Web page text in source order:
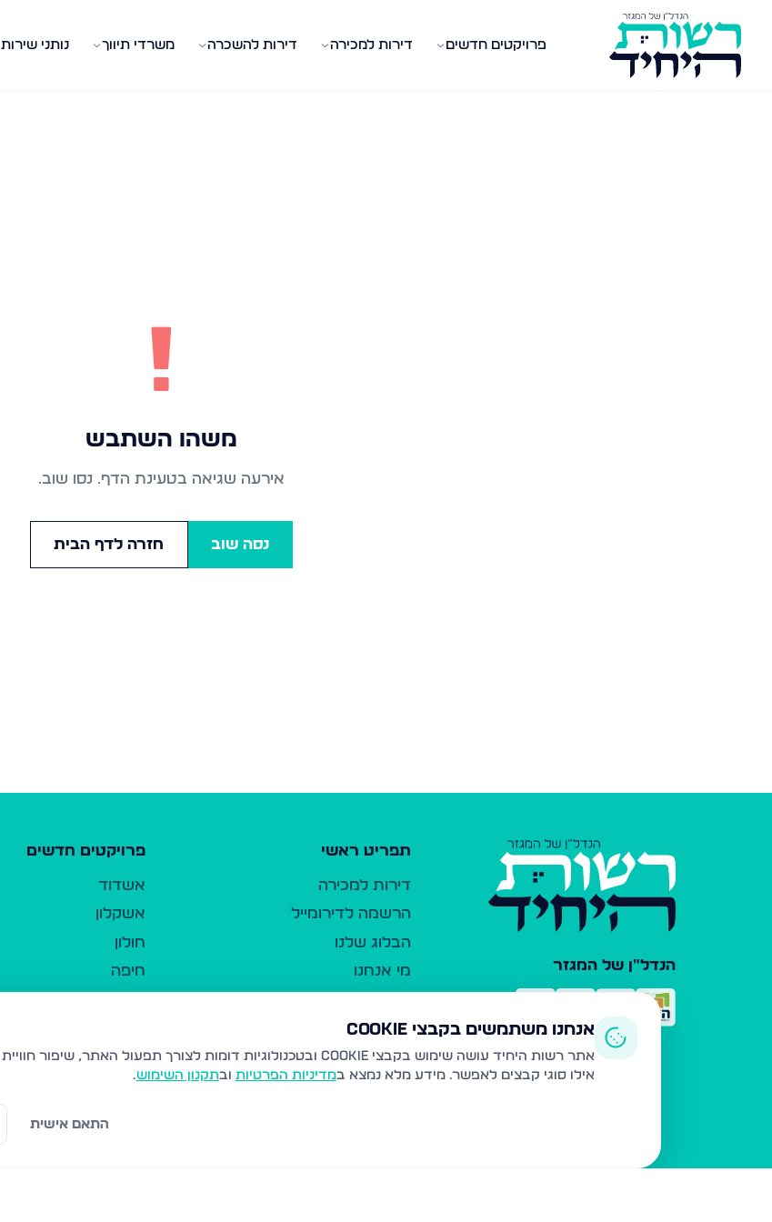
פרויקטים חדשים דירות למכירה דירות להשכרה משרדי תיווך נותני שירות
!
משהו השתבש
אירעה שגיאה בטעינת הדף. נסו שוב.
נסה שוב חזרה לדף הבית
הנדל"ן של המגזר
תפריט ראשי
דירות למכירה
הרשמה לדירומייל
הבלוג שלנו
מי אנחנו
כלי עזר
פרסום ברשות היחיד
משרדי תיווך
פרויקטים חדשים
אשדוד
אשקלון
חולון
חיפה
נהריה
עמנואל
אנחנו משתמשים בקבצי Cookie
אתר רשות היחיד עושה שימוש בקבצי Cookie ובטכנולוגיות דומות לצורך תפעול האתר, שיפור חוויית המשתמש, ניתוח שימוש ושיווק מותאם.
אילו סוגי קבצים לאפשר. מידע מלא נמצא במדיניות הפרטיות ובתקנון השימוש.
התאם אישית